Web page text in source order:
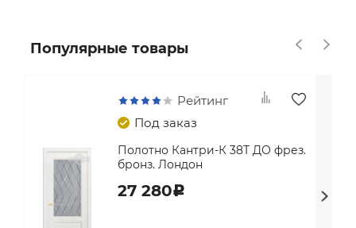
Популярные товары
Рейтинг
Под заказ
Полотно Кантри-К 38Т ДО фрез.
бронз. Лондон
27 280c